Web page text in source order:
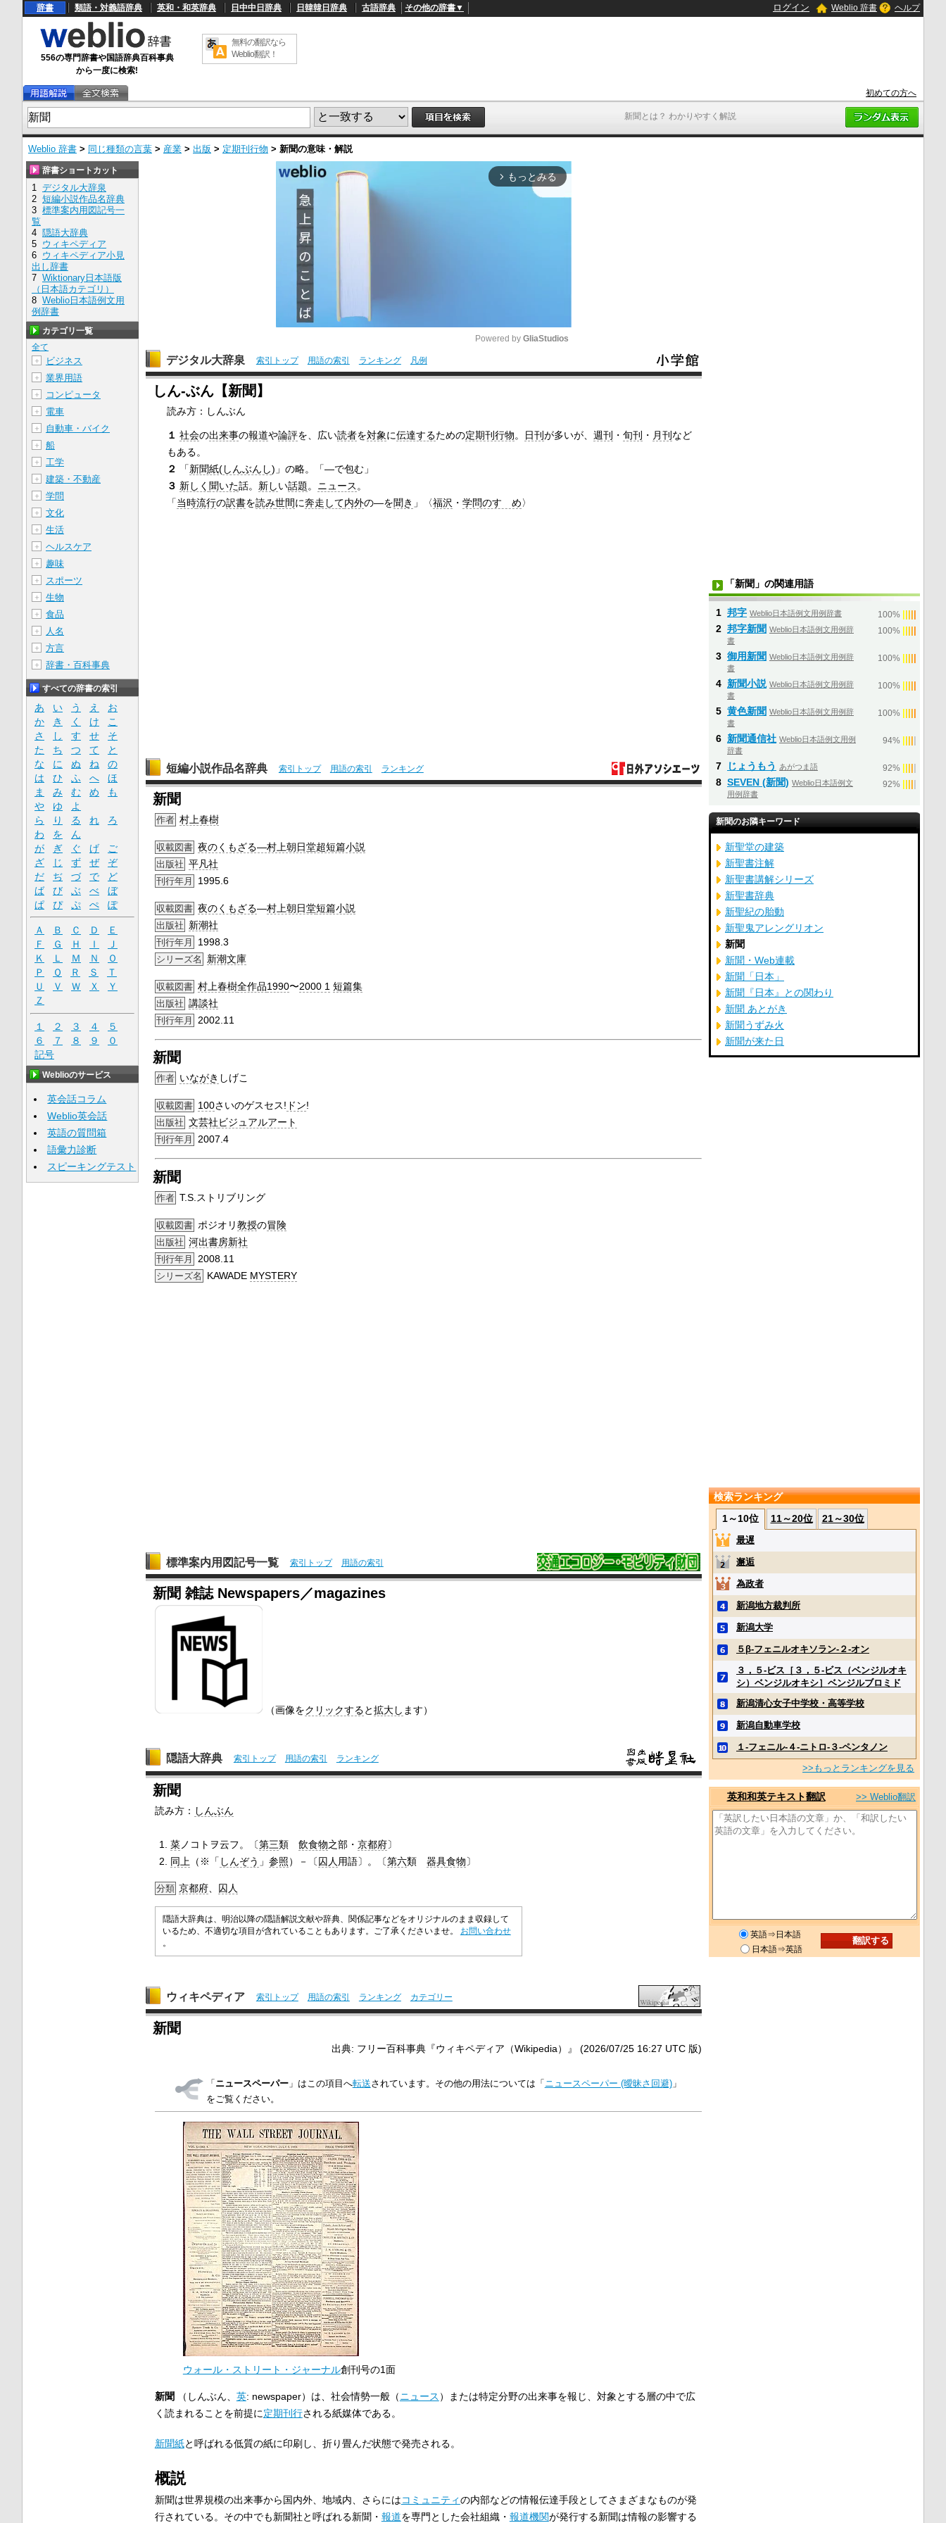
新聞とは？ わかりやすく解説
辞書 類語・対義語辞典 英和・和英辞典 日中中日辞典 日韓韓日辞典 古語辞典 その他の辞書▼ ログイン Weblio 辞書 ヘルプ
556の専門辞書や国語辞典百科事典
から一度に検索!
無料の翻訳なら
Weblio翻訳！
初めての方へ
Weblio 辞書 > 同じ種類の言葉 > 産業 > 出版 > 定期刊行物 > 新聞の意味・解説
arrow_forward_ios もっとみる
M
Powered by GliaStudios
デジタル大辞泉 索引トップ 用語の索引 ランキング 凡例
しん‐ぶん【新聞】
読み方：しんぶん
１ 社会の出来事の報道や論評を、広い読者を対象に伝達するための定期刊行物。 日刊が多いが、週刊 ・旬刊 ・ 月刊 など
もある。
２
「新聞紙(しんぶんし)」の略。「―で包む」
３ 新しく 聞いた話。 新しい話題。 ニュース。
「当時流行の訳書を読み世間に奔走して内外の―を聞き 」〈福沢 ・学問のすゝめ〉
短編小説作品名辞典 索引トップ 用語の索引 ランキング
新聞
作者 村上春樹
収載図書 夜のくもざる―村上朝日堂超短篇小説
出版社 平凡社
刊行年月 1995.6
収載図書 夜のくもざる―村上朝日堂短篇小説
出版社 新潮社
刊行年月 1998.3
シリーズ名 新潮文庫
収載図書 村上春樹全作品1990〜2000 1 短篇集
出版社 講談社
刊行年月 2002.11
新聞
作者 いながき しげこ
収載図書 100さいのゲスセス! ドン!
出版社 文芸社ビジュアルアート
刊行年月 2007.4
新聞
作者 T.S.ストリブリング
収載図書 ポジオリ教授の冒険
出版社 河出書房新社
刊行年月 2008.11
シリーズ名 KAWADE MYSTERY
標準案内用図記号一覧 索引トップ 用語の索引
新聞 雑誌 Newspapers／magazines
（画像をクリックすると拡大し ます）
隠語大辞典 索引トップ 用語の索引 ランキング
新聞
読み方： しんぶん
菜ノコトヲ云フ。〔第三類 飲食物之部・ 京都府〕
同上 （※「 しんぞう 」 参照）－〔囚人 用語〕。〔第六類 器具食物〕
分類 京都府、 囚人
隠語大辞典は、明治以降の隠語解説文献や辞典、関係記事などをオリジナルのまま収録して
いるため、不適切な項目が含れていることもあります。ご了承くださいませ。 お問い合わせ
。
ウィキペディア 索引トップ 用語の索引 ランキング カテゴリー
新聞
出典: フリー百科事典『ウィキペディア（Wikipedia）』 (2026/07/25 16:27 UTC 版)
「ニュースペーパー」はこの項目へ転送されています。その他の用法については「 ニュースペーパー (曖昧さ回避)」
をご覧ください。
ウォール・ストリート・ジャーナル創刊号の1面
新聞 （ しんぶん、 英: newspaper） は、社会情勢一般（ニュース ）または特定分野の出来事を報じ、対象とする層の中で広
く読まれることを前提に定期刊行される紙媒体である。
新聞紙と呼ばれる低質の紙に印刷し、折り畳んだ状態で発売される。
概説
新聞は世界規模の出来事から国内外、地域内、さらにはコミュニティの内部などの情報伝達手段としてさまざまなものが発
行されている。その中でも新聞社と呼ばれる新聞・ 報道を専門とした会社組織・ 報道機関が発行する新聞は情報の影響する
辞書ショートカット
1 デジタル大辞泉
2 短編小説作品名辞典
3 標準案内用図記号一
覧
4 隠語大辞典
5 ウィキペディア
6 ウィキペディア小見
出し辞書
7 Wiktionary日本語版
（日本語カテゴリ）
8 Weblio日本語例文用
例辞書
カテゴリ一覧
全て
＋
ビジネス
＋ 業界用語
＋ コンピュータ
＋ 電車
＋ 自動車・バイク
＋ 船
＋ 工学
＋ 建築・不動産
＋ 学問
＋ 文化
＋ 生活
＋ ヘルスケア
＋ 趣味
＋ スポーツ
＋ 生物
＋ 食品
＋ 人名
＋ 方言
＋ 辞書・百科事典
すべての辞書の索引
あ い う え
お
か
き く け
こ
さ
し す せ
そ
た
ち つ て
と
な
に ぬ ね
の
は
ひ ふ へ
ほ
ま
み む め
も
や
ゆ
よ
ら
り る れ
ろ
わ
を
ん
が
ぎ ぐ げ
ご
ざ
じ ず ぜ
ぞ
だ
ぢ づ で
ど
ば
び ぶ べ
ぼ
ぱ
ぴ ぷ ぺ ぽ
Ａ Ｂ Ｃ Ｄ
Ｅ
Ｆ
Ｇ Ｈ Ｉ
Ｊ
Ｋ
Ｌ Ｍ Ｎ
Ｏ
Ｐ
Ｑ Ｒ Ｓ
Ｔ
Ｕ
Ｖ Ｗ Ｘ
Ｙ
Ｚ
１ ２ ３ ４
５
６
７ ８ ９
０
記号
Weblioのサービス
英会話コラム
Weblio英会話
英語の質問箱
語彙力診断
スピーキングテスト
「新聞」の関連用語
1 邦字 Weblio日本語例文用例辞書 100%
2 邦字新聞 Weblio日本語例文用例辞
書
100%
3 御用新聞 Weblio日本語例文用例辞
書
100%
4 新聞小説 Weblio日本語例文用例辞
書
100%
5 黄色新聞 Weblio日本語例文用例辞
書
100%
6 新聞通信社 Weblio日本語例文用例
辞書
94%
7 じょうもう あがつま語 92%
8 SEVEN (新聞) Weblio日本語例文
用例辞書
92%
新聞のお隣キーワード
新聖堂の建築
新聖書注解
新聖書講解シリーズ
新聖書辞典
新聖紀の胎動
新聖鬼アレングリオン
新聞
新聞・Web連載
新聞「日本」
新聞『日本』との関わり
新聞 あとがき
新聞うずみ火
新聞が来た日
検索ランキング
1～10位
11～20位 21～30位
最遅
邂逅
為政者
新潟地方裁判所
新潟大学
５β‐フェニルオキソラン‐２‐オン
３，５‐ビス［３，５‐ビス（ベンジルオキ
シ）ベンジルオキシ］ベンジルブロミド
新潟清心女子中学校・高等学校
新潟自動車学校
１‐フェニル‐４‐ニトロ‐３‐ペンタノン
>>もっとランキングを見る
英和和英テキスト翻訳 >> Weblio翻訳
英語⇒日本語
日本語⇒英語